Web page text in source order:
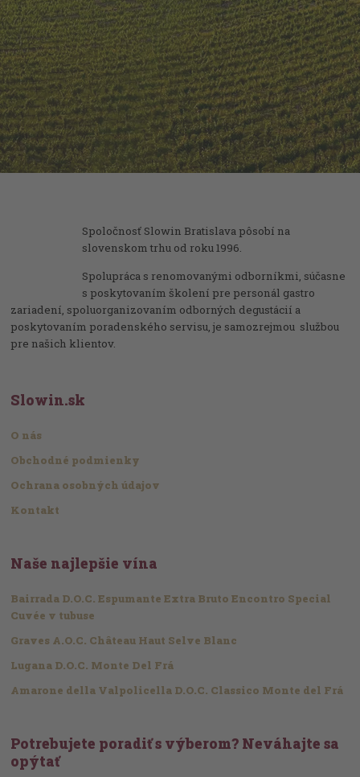
Spoločnosť Slowin Bratislava pôsobí na
slovenskom trhu od roku 1996.
Spolupráca s renomovanými odborníkmi, súčasne
s poskytovaním školení pre personál gastro
zariadení, spoluorganizovaním odborných degustácií a
poskytovaním poradenského servisu, je samozrejmou službou
pre našich klientov.
Slowin.sk
O nás
Obchodné podmienky
Ochrana osobných údajov
Kontakt
Naše najlepšie vína
Bairrada D.O.C. Espumante Extra Bruto Encontro Special
Cuvée v tubuse
Graves A.O.C. Château Haut Selve Blanc
Lugana D.O.C. Monte Del Frá
Amarone della Valpolicella D.O.C. Classico Monte del Frá
Potrebujete poradiť s výberom? Neváhajte sa
opýtať